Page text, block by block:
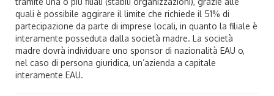
quali è possibile aggirare il limite che richiede il 51% di
partecipazione da parte di imprese locali, in quanto la filiale è
interamente posseduta dalla società madre. La società
madre dovrà individuare uno sponsor di nazionalità EAU o,
nel caso di persona giuridica, un’azienda a capitale
interamente EAU.